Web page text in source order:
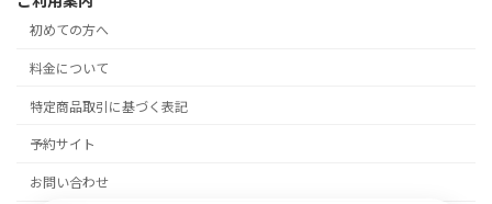
初めての方へ
料金について
特定商品取引に基づく表記
予約サイト
お問い合わせ